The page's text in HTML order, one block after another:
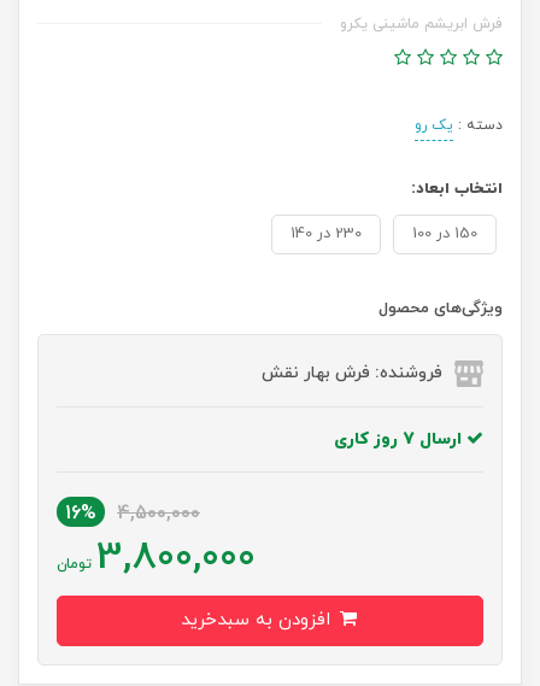
فرش ابریشم ماشینی یکرو
دسته : یک رو
انتخاب ابعاد:
150 در 100 230 در 140
ویژگی‌های محصول
فروشنده: فرش بهار نقش
ارسال 7 روز کاری
4,500,000
16%
3,800,000 تومان